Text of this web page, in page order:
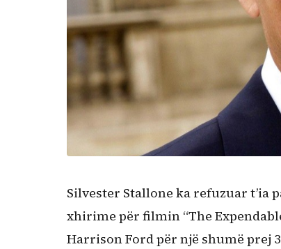
Silvester Stallone ka refuzuar
xhirime për filmin “The
Harrison Ford për një shumë prej